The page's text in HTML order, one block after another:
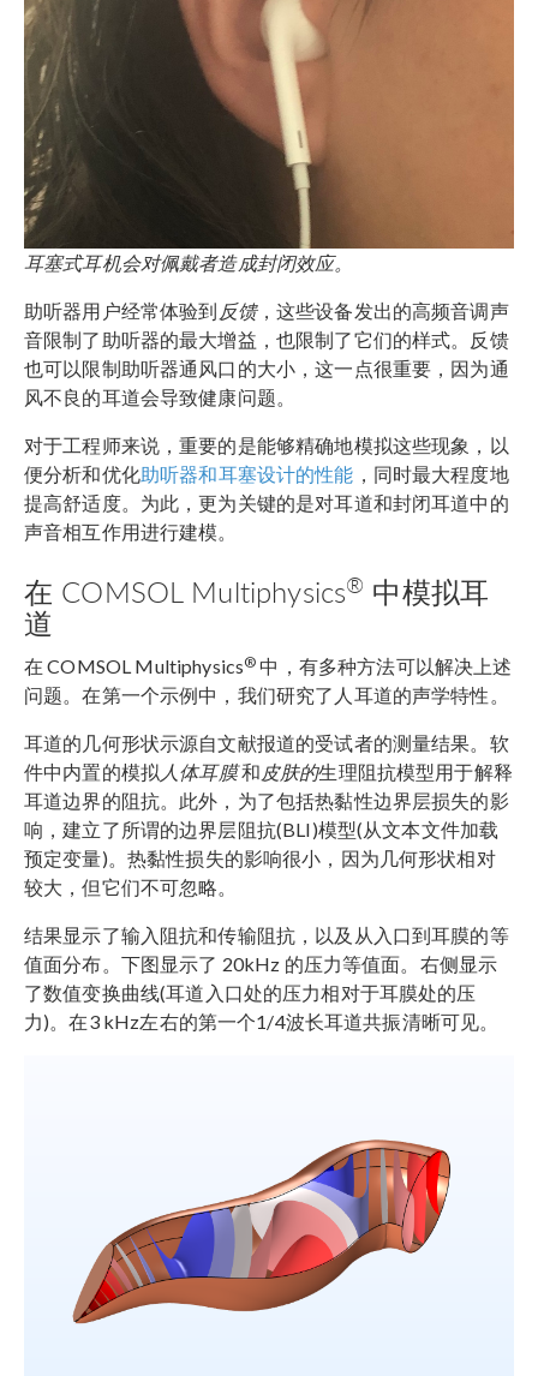
耳塞式耳机会对佩戴者造成封闭效应。
助听器用户经常体验到 反馈，这些设备发出的高频音调声
音限制了助听器的最大增益，也限制了它们的样式。反馈
也可以限制助听器通风口的大小，这一点很重要，因为通
风不良的耳道会导致健康问题。
对于工程师来说，重要的是能够精确地模拟这些现象，以
便分析和优化助听器和耳塞设计的性能 ，同时最大程度地
提高舒适度。为此，更为关键的是对耳道和封闭耳道中的
声音相互作用进行建模。
在 COMSOL Multiphysics® 中模拟耳
道
在 COMSOL Multiphysics® 中，有多种方法可以解决上述
问题。在第一个示例中，我们研究了人耳道的声学特性。
耳道的几何形状示源自文献报道的受试者的测量结果。软
件中内置的模拟 人体耳膜和 皮肤的生理阻抗模型用于解释
耳道边界的阻抗。此外，为了包括热黏性边界层损失的影
响，建立了所谓的边界层阻抗(BLI)模型(从文本文件加载
预定变量)。热黏性损失的影响很小，因为几何形状相对
较大，但它们不可忽略。
结果显示了输入阻抗和传输阻抗，以及从入口到耳膜的等
值面分布。下图显示了 20kHz 的压力等值面。右侧显示
了数值变换曲线(耳道入口处的压力相对于耳膜处的压
力)。在3 kHz左右的第一个1/4波长耳道共振清晰可见。